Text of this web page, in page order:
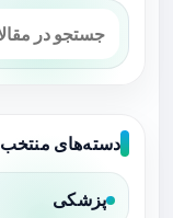
دسته‌های منتخب
پزشکی